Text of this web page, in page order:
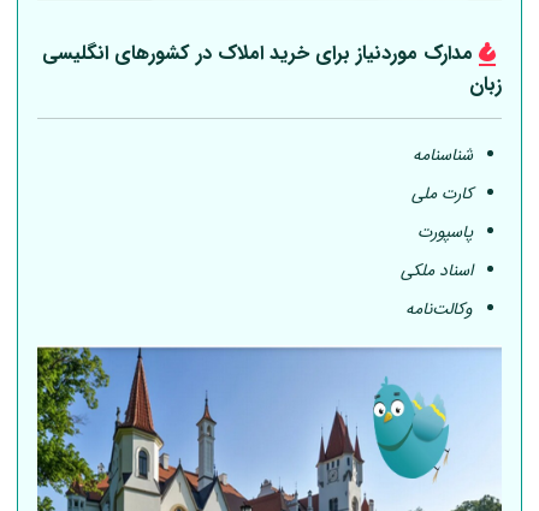
مدارک موردنیاز برای خرید املاک در کشورهای انگلیسی
زبان
شناسنامه
کارت ملی
پاسپورت
اسناد ملکی
وکالت‌نامه